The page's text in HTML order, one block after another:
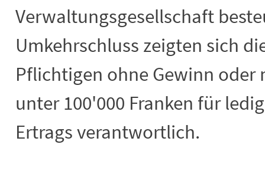
Verwaltungsgesellschaft
Umkehrschluss zeigten sich
Pflichtigen ohne Gewinn
unter 100'000 Franken für
Ertrags verantwortlich.